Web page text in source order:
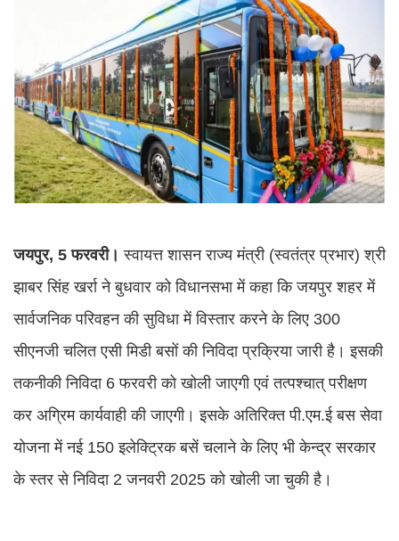
जयपुर, 5 फरवरी। स्वायत्त शासन राज्य मंत्री (स्वतंत्र प्रभार) श्री
झाबर सिंह खर्रा ने बुधवार को विधानसभा में कहा कि जयपुर शहर में
सार्वजनिक परिवहन की सुविधा में विस्तार करने के लिए 300
सीएनजी चलित एसी मिडी बसों की निविदा प्रक्रिया जारी है। इसकी
तकनीकी निविदा 6 फरवरी को खोली जाएगी एवं तत्पश्चात् परीक्षण
कर अग्रिम कार्यवाही की जाएगी। इसके अतिरिक्त पी.एम.ई बस सेवा
योजना में नई 150 इलेक्ट्रिक बसें चलाने के लिए भी केन्द्र सरकार
के स्तर से निविदा 2 जनवरी 2025 को खोली जा चुकी है।